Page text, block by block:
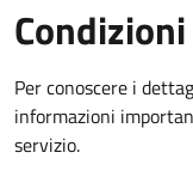
Per conoscere i
informazioni
servizio.